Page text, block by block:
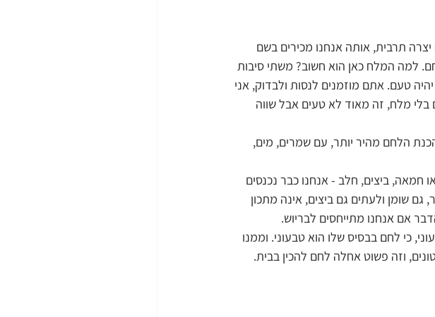
תרבית, אותה אנחנו מכירים בשם
למה המלח כאן הוא חשוב? משתי סיבות
טעם. אתם מוזמנים לנסות ולבדוק, אני
בלי מלח, זה מאוד לא טעים אבל שווה
הלחם מהיר יותר, עם שמרים, מים,
חמאה, ביצים, חלב - אנחנו כבר נכנסים
שומן ולעתים גם ביצים, אינה מתכון
אם אנחנו מתייחסים לבריוש.
כי לחם בבסיס שלו הוא טבעוני. וממנו
וזה פשוט אחלה לחם להכין בבית.